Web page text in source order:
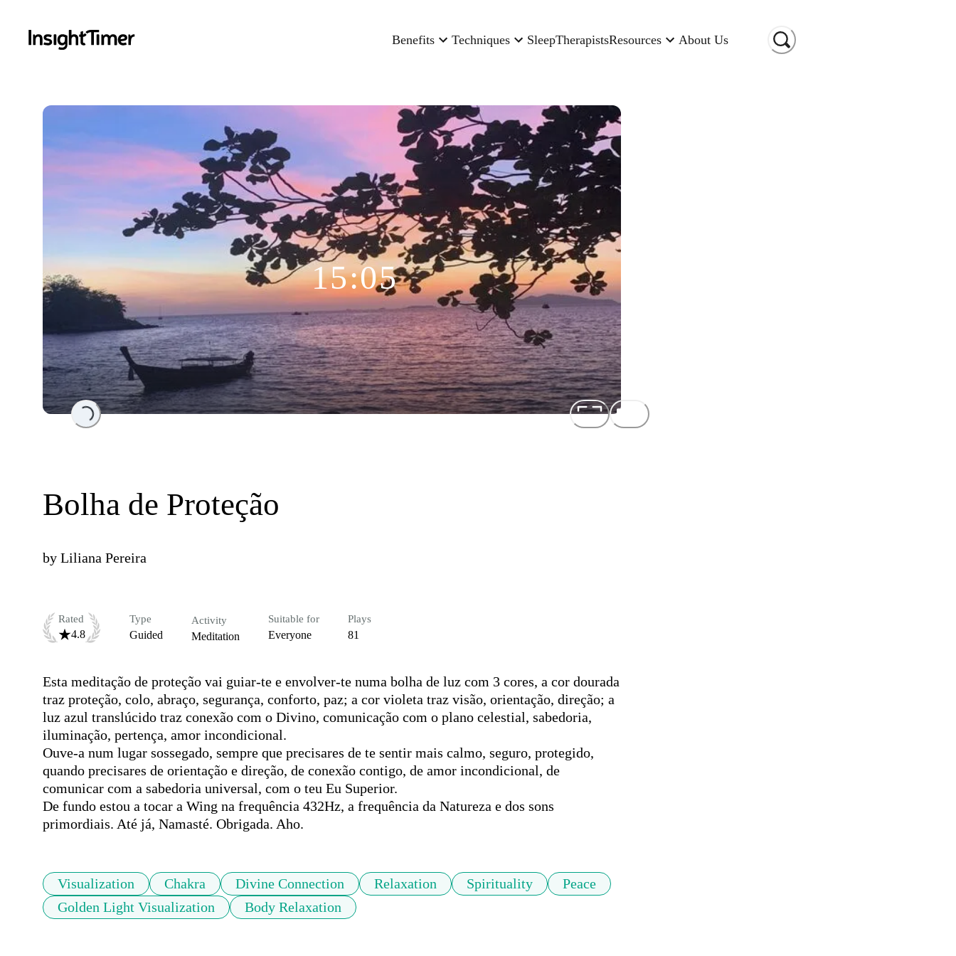
Benefits Techniques SleepTherapistsResources About Us
Loading...
15:05
Bolha de Proteção
by Liliana Pereira
Rated
4.8
Type
Guided
Activity
Meditation
Suitable for
Everyone
Plays
81
Esta meditação de proteção vai guiar-te e envolver-te numa bolha de luz com 3 cores, a cor dourada
traz proteção, colo, abraço, segurança, conforto, paz; a cor violeta traz visão, orientação, direção; a
luz azul translúcido traz conexão com o Divino, comunicação com o plano celestial, sabedoria,
iluminação, pertença, amor incondicional.
Ouve-a num lugar sossegado, sempre que precisares de te sentir mais calmo, seguro, protegido,
quando precisares de orientação e direção, de conexão contigo, de amor incondicional, de
comunicar com a sabedoria universal, com o teu Eu Superior.
De fundo estou a tocar a Wing na frequência 432Hz, a frequência da Natureza e dos sons
primordiais. Até já, Namasté. Obrigada. Aho.
Visualization Chakra Divine Connection Relaxation Spirituality
Peace
Golden Light Visualization
Body Relaxation